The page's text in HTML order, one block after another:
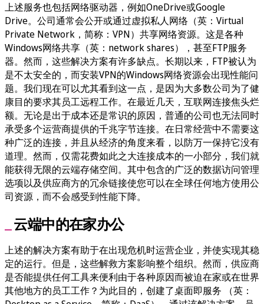
上述服务也包括网络驱动器，例如OneDrive或Google
Drive。公司通常会公开或通过虚拟私人网络（英：Virtual
Private Network，简称：VPN）共享网络资源。这是各种
Windows网络共享（英：network shares），甚至FTP服务
器。然而，这些解决方案有许多缺点。长期以来，FTP被认为
是不太安全的，而安装VPN的Windows网络资源会出现性能问
题。我们现在可以尤其看到这一点，是因为大多数公司为了健
康目的要求其员工远程工作。在最近几天，互联网连接焦头烂
额。无论是出于成本还是常识的原因，普通的公司也无法同时
承受多个运营商提供的千兆字节连接。在日常经营中不需要这
种广泛的连接，并且从经济的角度来看，以防万一保持它没有
道理。然而，仅需花费如此之大连接成本的一小部分，我们就
能获得无限的云端存储空间。其中包含的广泛的数据访问管理
选项以及供应商方的冗余链接使您可以在全球任何地方使用公
司资源，而不会感受到性能下降。
云端中的在家办公
上述的解决方案有助于在出现危机时运营企业，并使实现其稳
定的运行。但是，这些解救方案影响整个组织。然而，供应商
是否能提供任何工具来便利由于各种原因而被迫在家或在世界
其他地方的员工工作？为此目的，创建了桌面即服务 （英：